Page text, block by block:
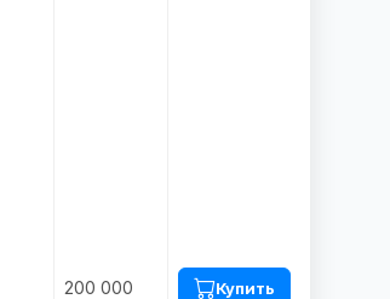
200 000 Купить